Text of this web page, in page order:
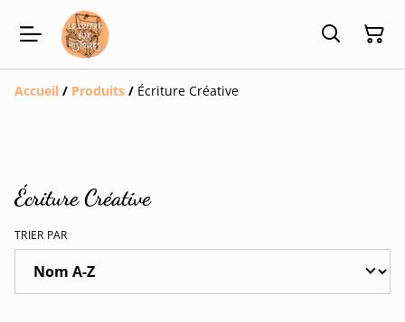
Accueil / Produits / Écriture Créative
Écriture Créative
TRIER PAR